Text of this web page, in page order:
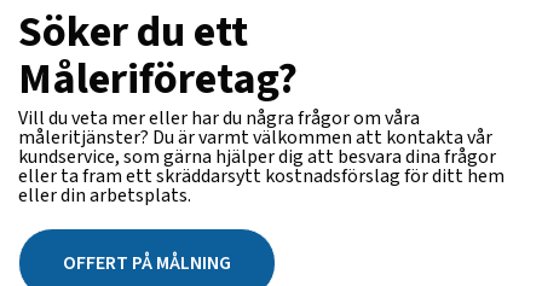
Söker du ett
Måleriföretag?
Vill du veta mer eller har du några frågor om våra
måleritjänster? Du är varmt välkommen att kontakta vår
kundservice, som gärna hjälper dig att besvara dina frågor
eller ta fram ett skräddarsytt kostnadsförslag för ditt hem
eller din arbetsplats.
OFFERT PÅ MÅLNING